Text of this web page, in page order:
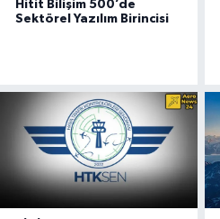
Hitit Bilişim 500’de
Sektörel Yazılım Birincisi